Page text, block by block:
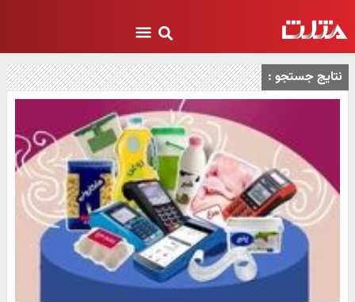
نتایج جستجو :